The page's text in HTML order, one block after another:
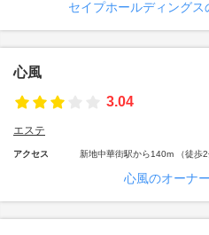
セイプホールディングス
心風
3.04
エステ
アクセス 新地中華街駅から140m （徒歩2
心風のオーナ